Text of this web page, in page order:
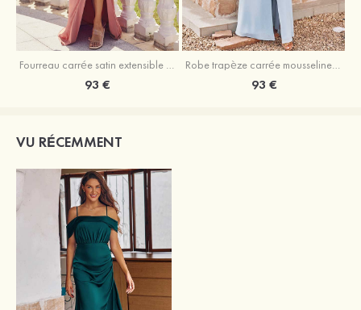
Fourreau carrée satin extensible ras du sol robe de demoiselle d'honneur
93 €
Robe trapèze carrée mousseline ras du sol robe de demoiselle d'honneur
93 €
VU RÉCEMMENT